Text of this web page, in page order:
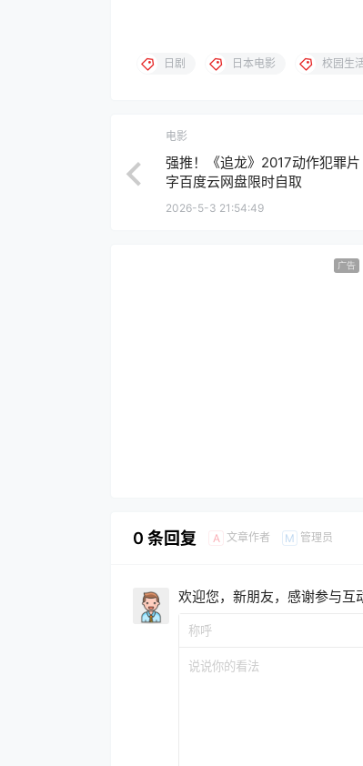
日剧 日本电影 校园生
电影
强推！《追龙》2017动作犯罪
字百度云网盘限时自取
2026-5-3 21:54:49
广告
0 条回复 A 文章作者 M 管理员
欢迎您，新朋友，感谢参与互